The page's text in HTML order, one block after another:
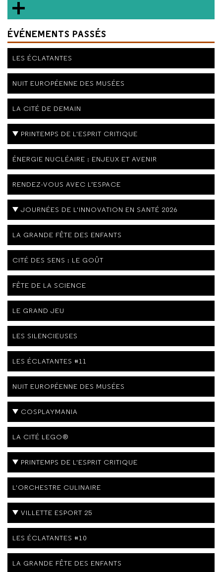
ÉVÉNEMENTS PASSÉS
LES ÉCLATANTES
NUIT EUROPÉENNE DES MUSÉES
LA CITÉ DE DEMAIN
PRINTEMPS DE L'ESPRIT CRITIQUE
ÉNERGIE NUCLÉAIRE : ENJEUX ET AVENIR
RENDEZ-VOUS AVEC L’ESPACE
JOURNÉES DE L'INNOVATION EN SANTÉ 2026
LA GRANDE FÊTE DES ENFANTS
CITÉ DES SENS : LE GOÛT
FÊTE DE LA SCIENCE
LE GRAND JEU
LES SILENCIEUSES
LES ÉCLATANTES #11
NUIT EUROPÉENNE DES MUSÉES
COSPLAYMANIA
LA CITÉ LEGO®
PRINTEMPS DE L'ESPRIT CRITIQUE
L'ORCHESTRE CULINAIRE
VILLETTE ESPORT 25
LES ÉCLATANTES #10
LA GRANDE FÊTE DES ENFANTS